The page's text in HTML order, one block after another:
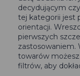
decydującym
tej kategorii jest
orientacji.
pierwszych
zastosowaniem.
towarów
filtrów, aby